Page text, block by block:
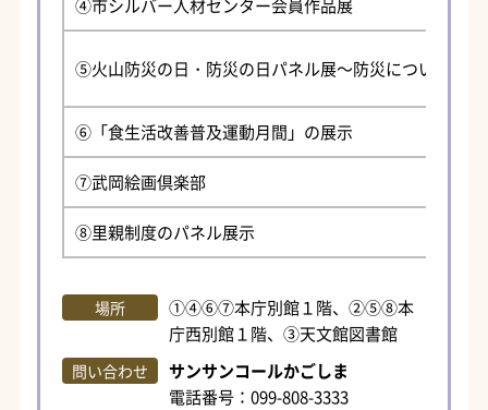
④市シルバー人材センター会員作品展
⑤火山防災の日・防災の日パネル展～防災について考
⑥「食生活改善普及運動月間」の展示
⑦武岡絵画倶楽部
⑧里親制度のパネル展示
場所
①④⑥⑦本庁別館１階、②⑤⑧本
庁西別館１階、③天文館図書館
問い合わせ
サンサンコールかごしま
電話番号：099-808-3333